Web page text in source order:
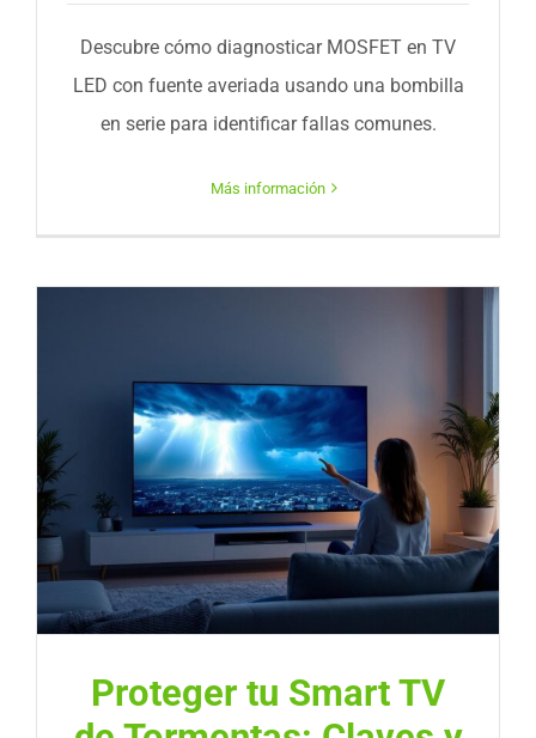
Descubre cómo diagnosticar MOSFET en TV
LED con fuente averiada usando una bombilla
en serie para identificar fallas comunes.
Más información
Proteger tu Smart TV